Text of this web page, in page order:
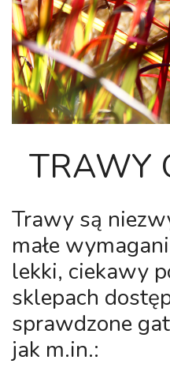
TRAWY
Trawy są
małe
lekki, ciekawy
sklepach
sprawdzone
jak m.in.: